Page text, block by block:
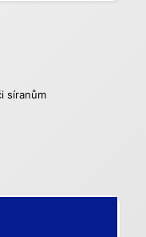
síranům